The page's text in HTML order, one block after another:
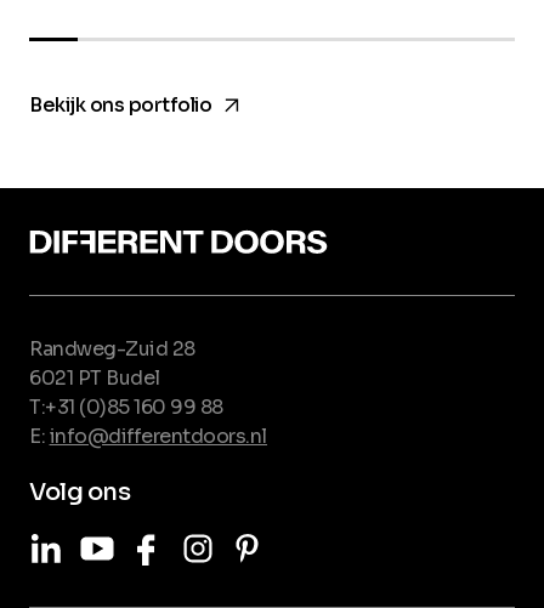
Bekijk ons portfolioarrow_forward
Randweg-Zuid 28
6021 PT Budel
T:+31 (0)85 160 99 88
E:info@differentdoors.nl
Volg ons
LinkedInYoutubeFacebookInstagram